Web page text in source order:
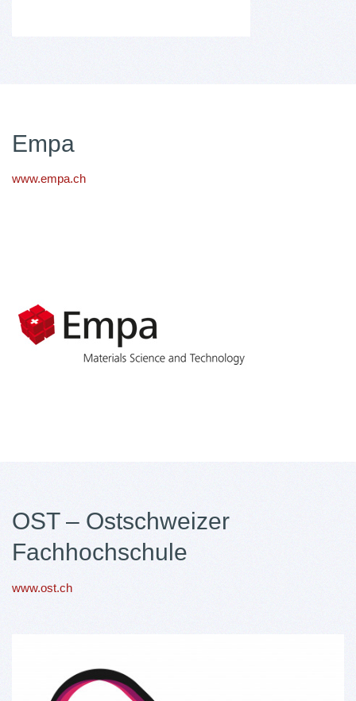
Empa
www.empa.ch
OST – Ostschweizer
Fachhochschule
www.ost.ch